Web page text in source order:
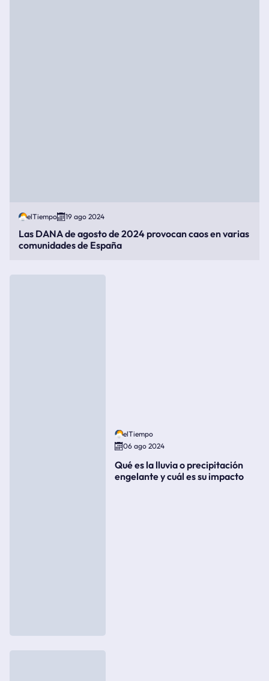
elTiempo 19 ago 2024
Las DANA de agosto de 2024 provocan caos en varias
comunidades de España
elTiempo
06 ago 2024
Qué es la lluvia o precipitación
engelante y cuál es su impacto